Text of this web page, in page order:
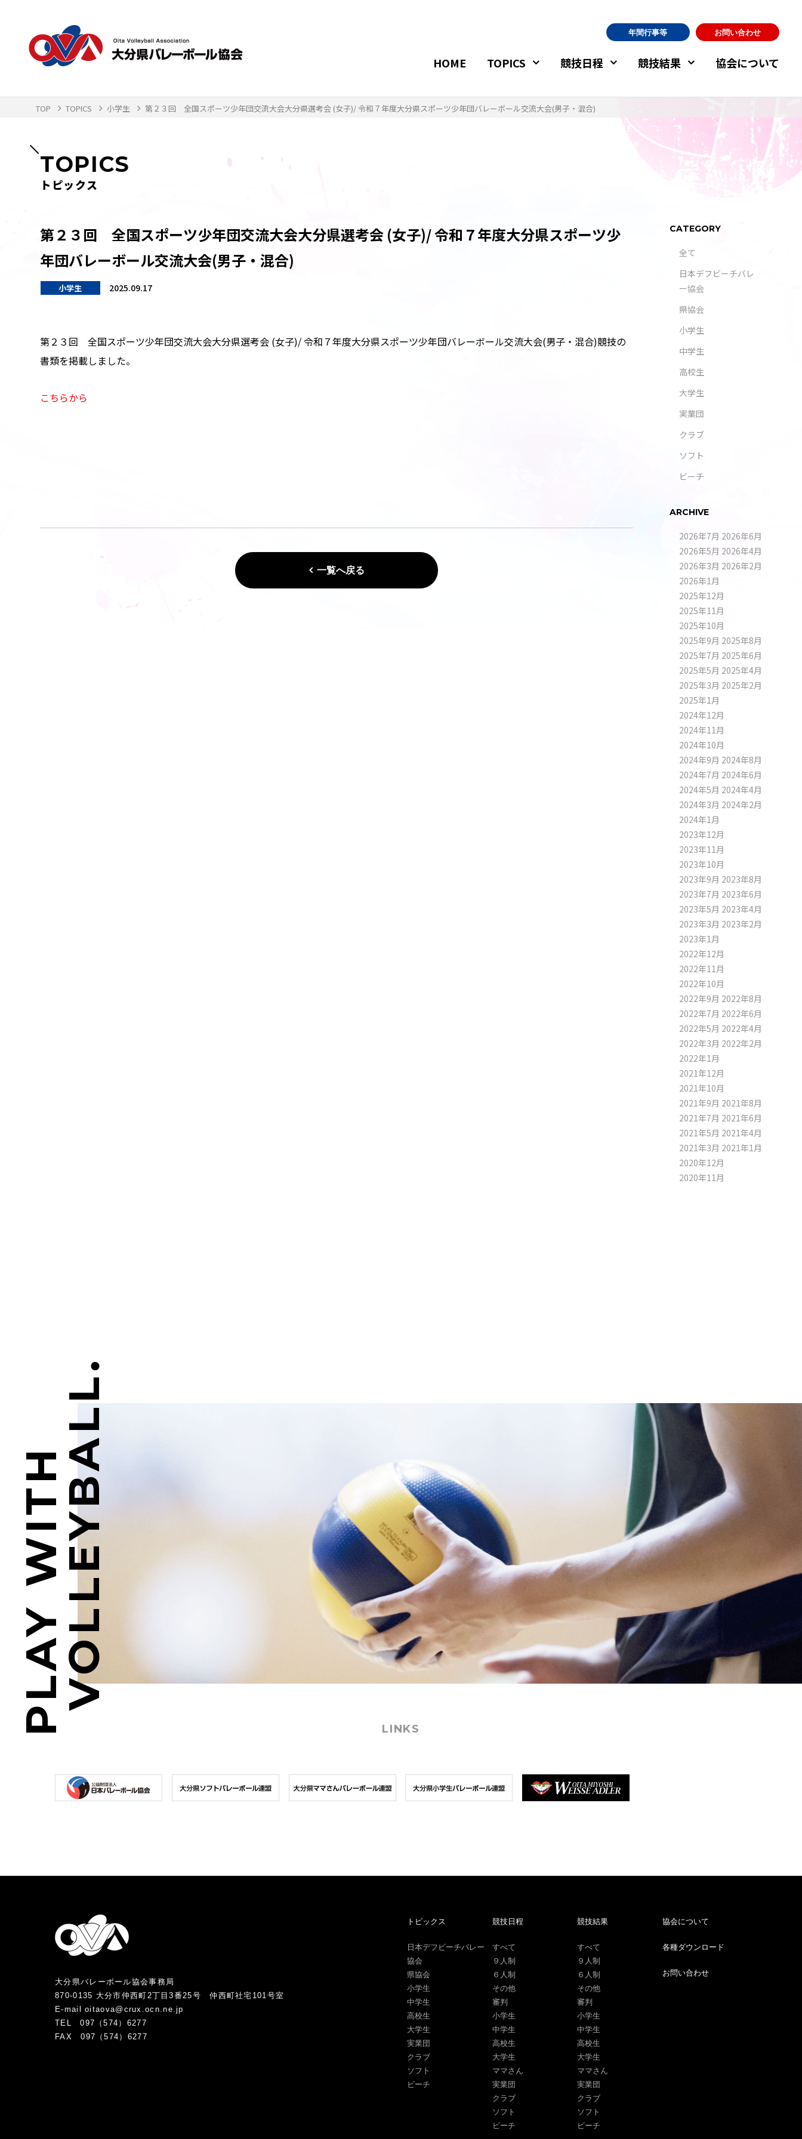
HOME TOPICS 競技日程 競技結果 協会について
年間行事等 お問い合わせ
TOP TOPICS 小学生 第２３回 全国スポーツ少年団交流大会大分県選考会 (女子)/ 令和７年度大分県スポーツ少年団バレーボール交流大会(男子・混合)
TOPICS
トピックス
第２３回 全国スポーツ少年団交流大会大分県選考会 (女子)/ 令和７年度大分県スポーツ少
年団バレーボール交流大会(男子・混合)
小学生 2025.09.17
第２３回 全国スポーツ少年団交流大会大分県選考会 (女子)/ 令和７年度大分県スポーツ少年団バレーボール交流大会(男子・混合)競技の
書類を掲載しました。
こちらから
一覧へ戻る
CATEGORY
全て
日本デフビーチバレ
ー協会
県協会
小学生
中学生
高校生
大学生
実業団
クラブ
ソフト
ビーチ
ARCHIVE
2026年7月 2026年6月
2026年5月 2026年4月
2026年3月 2026年2月
2026年1月
2025年12月
2025年11月
2025年10月
2025年9月 2025年8月
2025年7月 2025年6月
2025年5月 2025年4月
2025年3月 2025年2月
2025年1月
2024年12月
2024年11月
2024年10月
2024年9月 2024年8月
2024年7月 2024年6月
2024年5月 2024年4月
2024年3月 2024年2月
2024年1月
2023年12月
2023年11月
2023年10月
2023年9月 2023年8月
2023年7月 2023年6月
2023年5月 2023年4月
2023年3月 2023年2月
2023年1月
2022年12月
2022年11月
2022年10月
2022年9月 2022年8月
2022年7月 2022年6月
2022年5月 2022年4月
2022年3月 2022年2月
2022年1月
2021年12月
2021年10月
2021年9月 2021年8月
2021年7月 2021年6月
2021年5月 2021年4月
2021年3月 2021年1月
2020年12月
2020年11月
PLAY WITHVOLLEYBALL.
LINKS
トピックス
日本デフビーチバレー
協会
県協会
小学生
中学生
高校生
大学生
実業団
クラブ
ソフト
ビーチ
競技日程
すべて
９人制
６人制
その他
審判
小学生
中学生
高校生
大学生
ママさん
実業団
クラブ
ソフト
ビーチ
競技結果
すべて
９人制
６人制
その他
審判
小学生
中学生
高校生
大学生
ママさん
実業団
クラブ
ソフト
ビーチ
協会について
各種ダウンロード
お問い合わせ
大分県バレーボール協会事務局
870-0135 大分市仲西町2丁目3番25号 仲西町社宅101号室
E-mail oitaova@crux.ocn.ne.jp
TEL 097（574）6277
FAX 097（574）6277